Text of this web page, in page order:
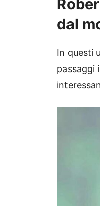
dal
In questi
passaggi